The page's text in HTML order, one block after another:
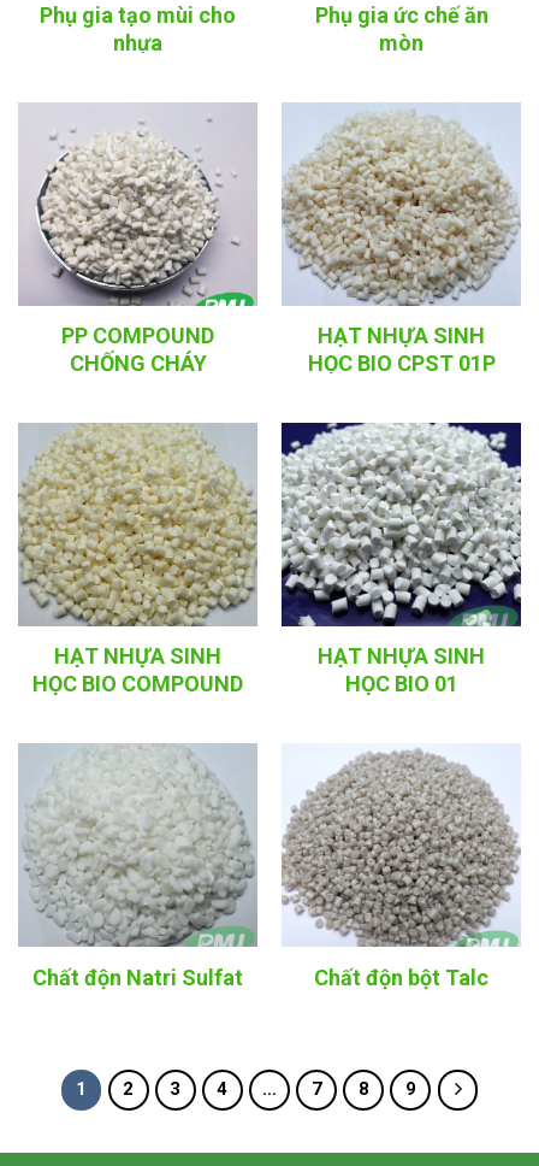
Phụ gia tạo mùi cho
nhựa
Phụ gia ức chế ăn
mòn
PP COMPOUND
CHỐNG CHÁY
HẠT NHỰA SINH
HỌC BIO CPST 01P
HẠT NHỰA SINH
HỌC BIO COMPOUND
HẠT NHỰA SINH
HỌC BIO 01
Chất độn Natri Sulfat Chất độn bột Talc
1 2 3 4 … 7 8 9